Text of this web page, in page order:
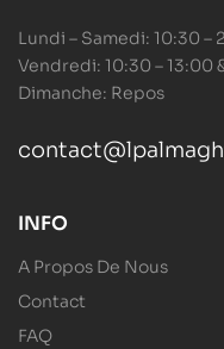
Lundi – Samedi: 10:30 –
Vendredi: 10:30 – 13:00
Dimanche: Repos
INFO
A Propos De Nous
Contact
FAQ